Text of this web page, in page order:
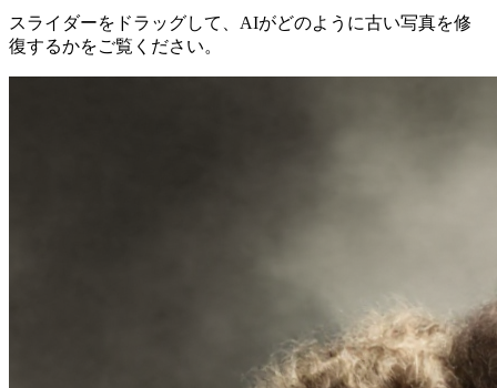
スライダーをドラッグして、AIがどのように古い写真を修
復するかをご覧ください。